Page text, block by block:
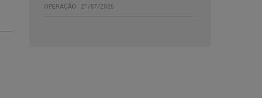
OPERAÇÃO . 21/07/2026